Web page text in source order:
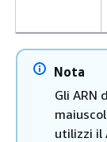
Nota
Gli ARN
utilizzi il